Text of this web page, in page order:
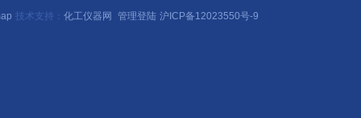
技术支持： 化工仪器网 管理登陆 沪ICP备12023550号-9